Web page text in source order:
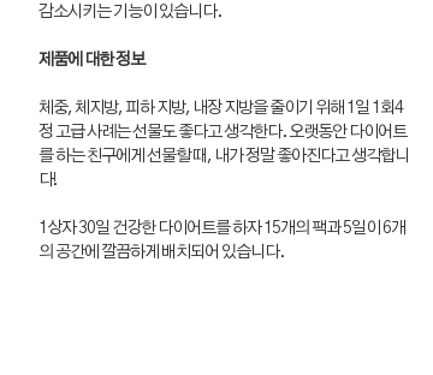
감소시키는 기능이 있습니다.
제품에 대한 정보
체중, 체지방, 피하 지방, 내장 지방을 줄이기 위해 1일 1회4
정 고급 사례는 선물도 좋다고 생각한다. 오랫동안 다이어트
를 하는 친구에게 선물할 때, 내가 정말 좋아진다고 생각합니
다!
1상자 30일 건강한 다이어트를 하자 15개의 팩과 5일이 6개
의 공간에 깔끔하게 배치되어 있습니다.